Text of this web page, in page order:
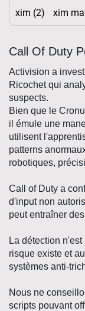
Call Of Duty
Activision a
Ricochet qui
suspects.
Bien que le
il émule une
utilisent
patterns
robotiques,
Call of Duty a
d'input non
peut entraîner
La détection
risque existe et
systèmes anti-
Nous ne
scripts pouvant
xim (2)
xim